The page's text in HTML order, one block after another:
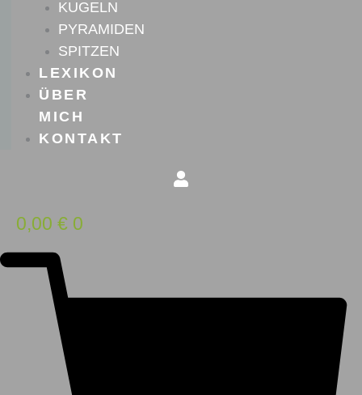
KUGELN
PYRAMIDEN
SPITZEN
LEXIKON
ÜBER
MICH
KONTAKT
0,00 € 0